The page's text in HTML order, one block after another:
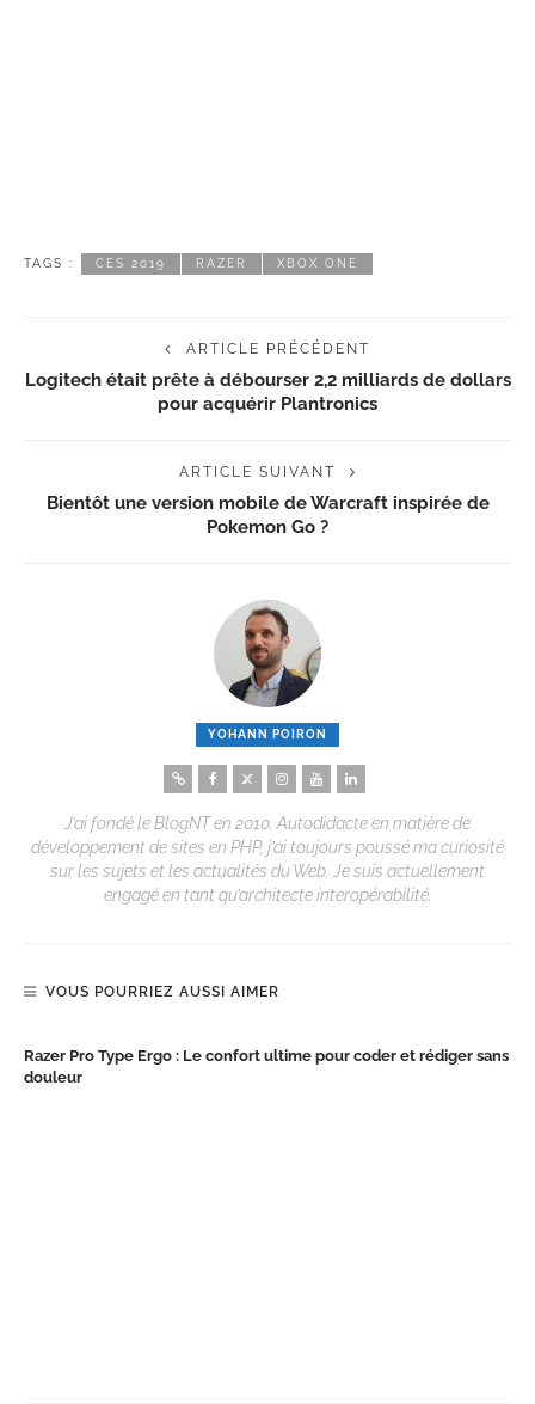
TAGS : CES 2019 RAZER XBOX ONE
ARTICLE PRÉCÉDENT
Logitech était prête à débourser 2,2 milliards de dollars
pour acquérir Plantronics
ARTICLE SUIVANT
Bientôt une version mobile de Warcraft inspirée de
Pokemon Go ?
YOHANN POIRON
J’ai fondé le BlogNT en 2010. Autodidacte en matière de
développement de sites en PHP, j’ai toujours poussé ma curiosité
sur les sujets et les actualités du Web. Je suis actuellement
engagé en tant qu’architecte interopérabilité.
VOUS POURRIEZ AUSSI AIMER
Razer Pro Type Ergo : Le confort ultime pour coder et rédiger sans
douleur